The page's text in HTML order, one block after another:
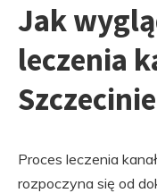
Jak
leczenia
Szczecinie
Proces leczenia
rozpoczyna się od